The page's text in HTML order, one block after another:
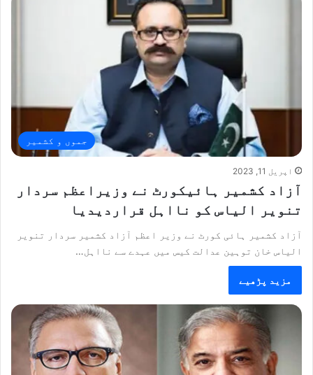
جموں و کشمیر
اپریل 11, 2023
آزاد کشمیر ہائیکورٹ نے وزیراعظم سردار
تنویر الیاس کو نااہل قراردیدیا
آزاد کشمیر ہائی کورٹ نے وزیر اعظم آزاد کشمیر سردار تنویر
الیاس خان توہین عدالت کیس میں عہدے سے نااہل…
مزید پڑھیے